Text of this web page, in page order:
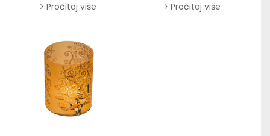
Pročitaj više Pročitaj više